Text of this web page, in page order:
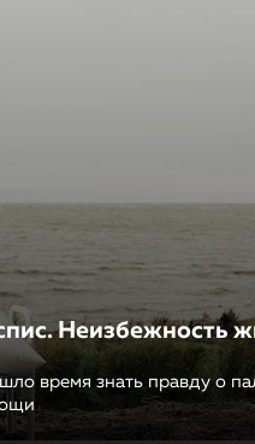
Неизбежность
время знать правду о